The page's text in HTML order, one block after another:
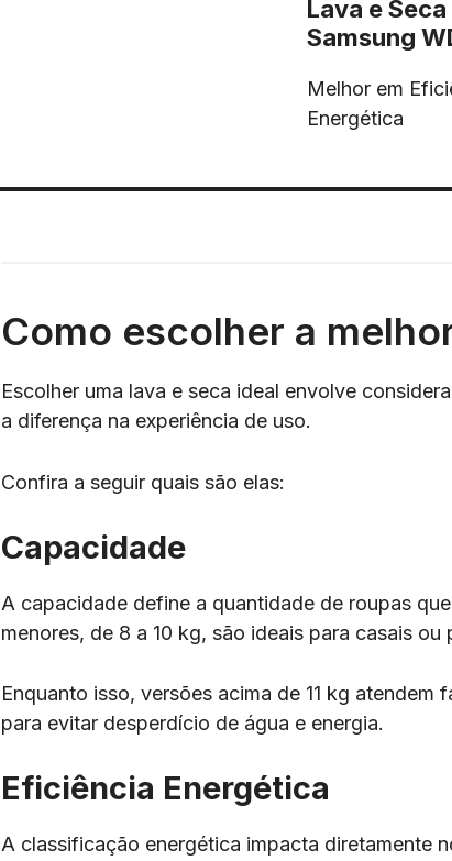
Lava e Seca
Samsung
Melhor em
Energética
Como escolher a
Escolher uma lava e seca ideal envolve
a diferença na experiência de uso.
Confira a seguir quais são elas:
Capacidade
A capacidade define a quantidade de roupas
menores, de 8 a 10 kg, são ideais para casais ou
Enquanto isso, versões acima de 11 kg atendem
para evitar desperdício de água e energia.
Eficiência Energética
A classificação energética impacta diretamente